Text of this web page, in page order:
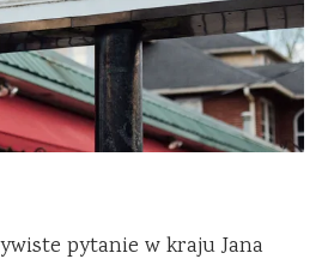
pytanie w kraju Jana